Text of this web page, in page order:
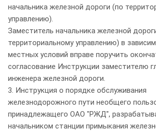
начальника железной дороги (по
управлению).
Заместитель начальника железной
территориальному управлению) в
местных условий вправе поручить
согласование Инструкции заместителю
инженера железной дороги.
3. Инструкция о порядке обслуживания
железнодорожного пути необщего
принадлежащего ОАО "РЖД",
начальником станции примыкания